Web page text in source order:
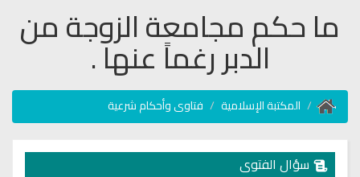
ما حكم مجامعة الزوجة من
الدبر رغماً عنها .
المكتبة الإسلامية فتاوى وأحكام شرعية
سؤال الفتوى